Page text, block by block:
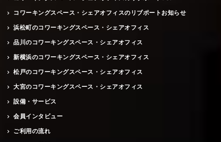
コワーキングスペース・シェアオフィスのリブポートお知らせ
浜松町のコワーキングスペース・シェアオフィス
品川のコワーキングスペース・シェアオフィス
新横浜のコワーキングスペース・シェアオフィス
松戸のコワーキングスペース・シェアオフィス
大宮のコワーキングスペース・シェアオフィス
設備・サービス
会員インタビュー
ご利用の流れ